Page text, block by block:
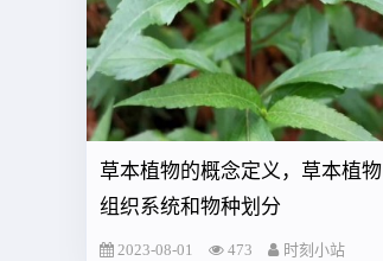
草本植物的概念定义，草本植物
组织系统和物种划分
2023-08-01 473 时刻小站